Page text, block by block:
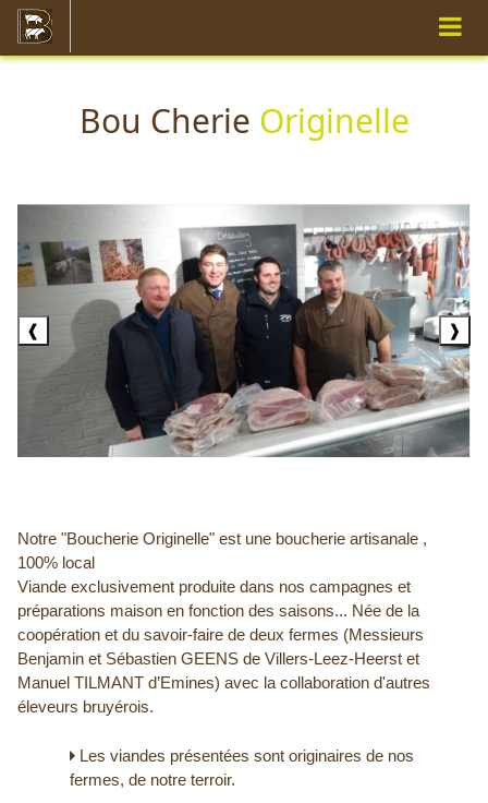
Bou Cherie Originelle
❰ ❱
Notre "Boucherie Originelle" est une boucherie artisanale ,
100% local
Viande exclusivement produite dans nos campagnes et
préparations maison en fonction des saisons... Née de la
coopération et du savoir-faire de deux fermes (Messieurs
Benjamin et Sébastien GEENS de Villers-Leez-Heerst et
Manuel TILMANT d’Emines) avec la collaboration d'autres
éleveurs bruyérois.
Les viandes présentées sont originaires de nos
fermes, de notre terroir.